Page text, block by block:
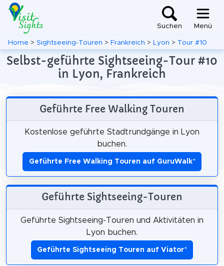
Suchen Menü
Home > Sightseeing-Touren > Frankreich > Lyon > Tour #10
Selbst-geführte Sightseeing-Tour #10
in Lyon, Frankreich
Geführte Free Walking Touren
Kostenlose geführte Stadtrundgänge in Lyon
buchen.
Geführte Free Walking Touren auf GuruWalk*
Geführte Sightseeing-Touren
Geführte Sightseeing-Touren und Aktivitäten in
Lyon buchen.
Geführte Sightseeing Touren auf Viator*